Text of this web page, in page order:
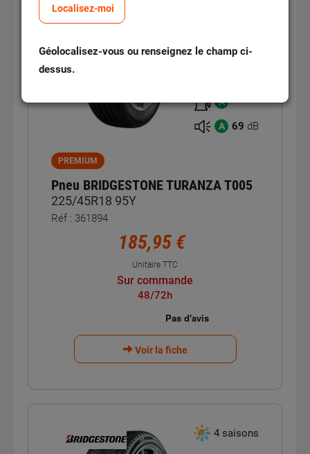
Localisez-moi
Géolocalisez-vous ou renseignez le champ ci-
dessus.
A
A 69 dB
PREMIUM
Pneu BRIDGESTONE TURANZA T005
225/45R18 95Y
Réf : 361894
185,95 €
Unitaire TTC
Sur commande
48/72h
Voir la fiche
4 saisons